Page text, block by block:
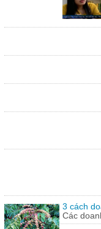
3 cách
Các